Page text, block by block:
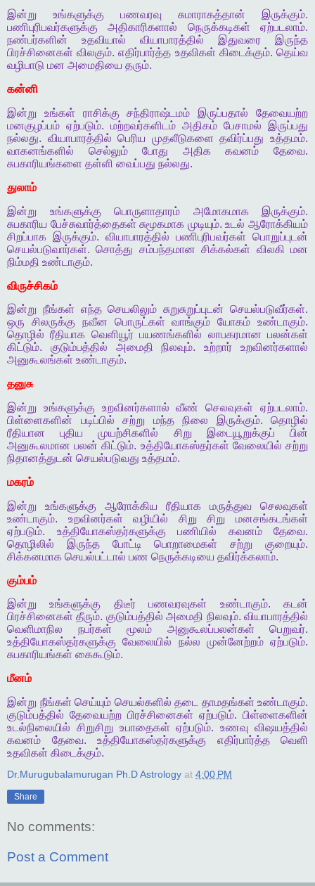
இன்று
உங்களுக்கு பணவரவு சுமாராகத்தான் இருக்கும்.
பணிபுரிபவர்களுக்கு
அதிகாரிகளால் நெருக்கடிகள் ஏற்படலாம்.
நண்பர்களின்
உதவியால் வியாபாரத்தில் இதுவரை
இருந்த
பிரச்சினைகள் விலகும்.எதிர்பார்த்த உதவிகள் கிடைக்கும்.தெய்வ
வழிபாடு மன அமைதியை தரும்.
கன்னி
இன்று
உங்கள் ராசிக்கு சந்திராஷ்டமம் இருப்பதால்
தேவையற்ற
மனகுழப்பம் ஏற்படும். மற்றவர்களிடம் அதிகம் பேசாமல்
இருப்பது
நல்லது. வியாபாரத்தில் பெரிய முதலீடுகளை தவிர்ப்பது உத்தமம்.
வாகனங்களில்
செல்லும் போது அதிக கவனம் தேவை.
சுபகாரியங்களை தள்ளி வைப்பது நல்லது.
துலாம்
இன்று
உங்களுக்கு பொருளாதாரம் அமோகமாக இருக்கும்.
சுபகாரிய பேச்சுவார்த்தைகள் சுமூகமாக முடியும்.உடல் ஆரோக்கியம்
சிறப்பாக இருக்கும். வியாபாரத்தில் பணிபுரிபவர்கள் பொறுப்புடன்
செயல்படுவார்கள்.சொத்து சம்பந்தமான சிக்கல்கள் விலகி மன
நிம்மதி உண்டாகும்.
விருச்சிகம்
இன்று நீங்கள் எந்த செயலிலும் சுறுசுறுப்புடன் செயல்படுவீர்கள்.
ஒரு
சிலருக்கு நவீன பொருட்கள் வாங்கும் யோகம் உண்டாகும்.
தொழில் ரீதியாக வெளியூர் பயணங்களில் லாபகரமான பலன்கள்
கிட்டும். குடும்பத்தில் அமைதி நிலவும்.உற்றார்
உறவினர்களால்
அனுகூலங்கள் உண்டாகும்.
தனுசு
இன்று
உங்களுக்கு உறவினர்களால் வீண் செலவுகள் ஏற்படலாம்.
பிள்ளைகளின்
படிப்பில் சற்று மந்த நிலை இருக்கும். தொழில்
ரீதியான
புதிய முயற்சிகளில் சிறு இடையூறுக்குப்
பின்
அனுகூலமான பலன் கிட்டும். உத்தியோகஸ்தர்கள் வேலையில் சற்று
நிதானத்துடன் செயல்படுவது உத்தமம்.
மகரம்
இன்று
உங்களுக்கு ஆரோக்கிய ரீதியாக மருத்துவ
செலவுகள்
உண்டாகும். உறவினர்கள் வழியில் சிறு சிறு
மனசங்கடங்கள்
ஏற்படும். உத்தியோகஸ்தர்களுக்கு பணியில் கவனம் தேவை.
தொழிலில்
இருந்த போட்டி பொறாமைகள் சற்று குறையும்.
சிக்கனமாக செயல்பட்டால் பண நெருக்கடியை தவிர்க்கலாம்.
கும்பம்
இன்று
உங்களுக்கு திடீர் பணவரவுகள் உண்டாகும்.கடன்
பிரச்சினைகள் தீரும். குடும்பத்தில் அமைதி நிலவும்.வியாபாரத்தில்
வெளிமாநில
நபர்கள் மூலம் அனுகூலப்பலன்கள் பெறுவர்.
உத்தியோகஸ்தர்களுக்கு
வேலையில் நல்ல முன்னேற்றம் ஏற்படும்.
சுபகாரியங்கள் கைகூடும்.
மீனம்
இன்று நீங்கள் செய்யும் செயல்களில் தடை தாமதங்கள் உண்டாகும்.
குடும்பத்தில் தேவையற்ற பிரச்சினைகள் ஏற்படும். பிள்ளைகளின்
உடல்நிலையில் சிறுசிறு உபாதைகள் ஏற்படும்.உணவு விஷயத்தில்
கவனம்
தேவை. உத்தியோகஸ்தர்களுக்கு எதிர்பார்த்த
வெளி
உதவிகள் கிடைக்கும்.
Dr.Murugubalamurugan Ph.D Astrology at 4:00 PM
Share
No comments:
Post a Comment